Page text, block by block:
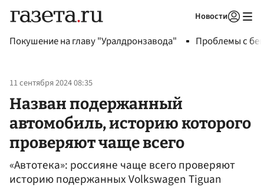
Новости
Покушение на главу "Уралдронзавода" Проблемы с
11 сентября 2024 08:35
Назван подержанный
автомобиль, историю которого
проверяют чаще всего
«Автотека»: россияне чаще всего проверяют
историю подержанных Volkswagen Tiguan